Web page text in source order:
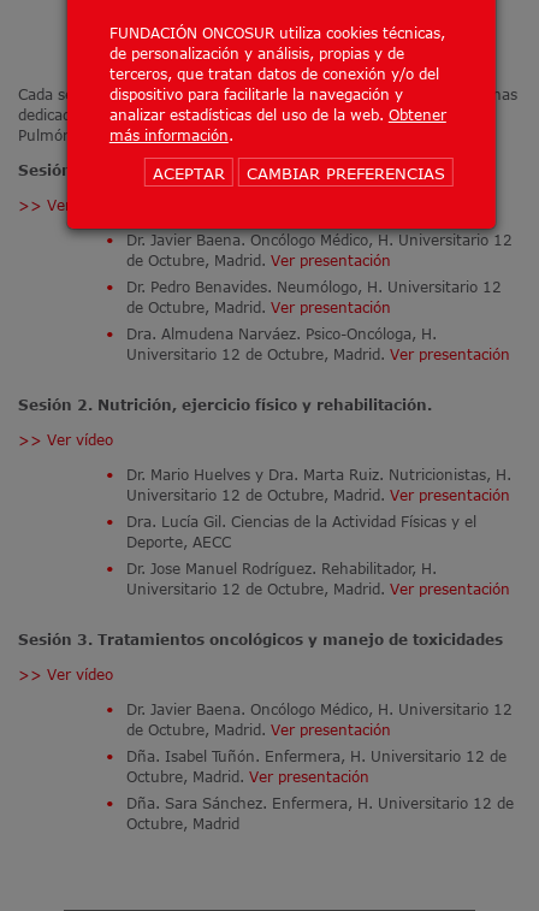
FUNDACIÓN ONCOSUR utiliza cookies técnicas,
de personalización y análisis, propias y de
terceros, que tratan datos de conexión y/o del
dispositivo para facilitarle la navegación y
analizar estadísticas del uso de la web. Obtener
más información.
ACEPTAR CAMBIAR PREFERENCIAS
experiencias en un entorno relajado y con
profesionales experimentados.
Cada sesión ha sido impartida por profesionales de la salud y personas
dedicadas al cuidado y asesoramiento de pacientes con Cáncer de
Pulmón y otras neoplasias torácicas, con los siguientes contenidos:
Sesión 1. Proceso diagnóstico y apoyo psicooncológico
>> Ver vídeo
Dr. Javier Baena. Oncólogo Médico, H. Universitario 12
de Octubre, Madrid. Ver presentación
Dr. Pedro Benavides. Neumólogo, H. Universitario 12
de Octubre, Madrid. Ver presentación
Dra. Almudena Narváez. Psico-Oncóloga, H.
Universitario 12 de Octubre, Madrid. Ver presentación
Sesión 2. Nutrición, ejercicio físico y rehabilitación.
>> Ver vídeo
Dr. Mario Huelves y Dra. Marta Ruiz. Nutricionistas, H.
Universitario 12 de Octubre, Madrid. Ver presentación
Dra. Lucía Gil. Ciencias de la Actividad Físicas y el
Deporte, AECC
Dr. Jose Manuel Rodríguez. Rehabilitador, H.
Universitario 12 de Octubre, Madrid. Ver presentación
Sesión 3. Tratamientos oncológicos y manejo de toxicidades
>> Ver vídeo
Dr. Javier Baena. Oncólogo Médico, H. Universitario 12
de Octubre, Madrid. Ver presentación
Dña. Isabel Tuñón. Enfermera, H. Universitario 12 de
Octubre, Madrid. Ver presentación
Dña. Sara Sánchez. Enfermera, H. Universitario 12 de
Octubre, Madrid